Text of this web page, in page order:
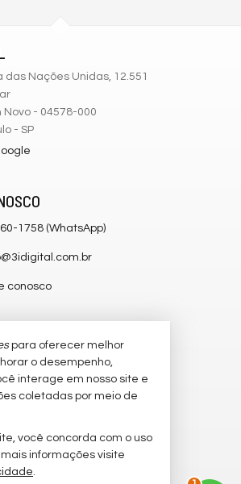
das Nações Unidas, 12.551
Novo - 04578-000
- SP
1758 (WhatsApp)
conosco
newsletter
favoritos
imóveis
para oferecer melhor
o desempenho,
interage em nosso site e
coletadas por meio de
você concorda com o uso
mais informações visite
.